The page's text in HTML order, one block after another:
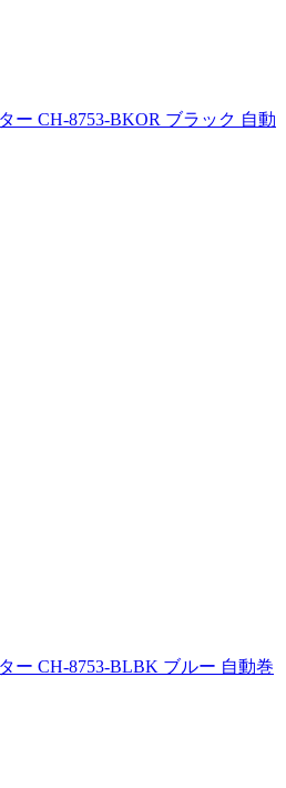
ー CH-8753-BKOR ブラック 自動
ー CH-8753-BLBK ブルー 自動巻